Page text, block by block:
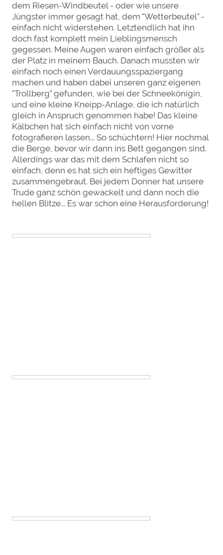
dem Riesen-Windbeutel - oder wie unsere
Jüngster immer gesagt hat, dem "Wetterbeutel" -
einfach nicht widerstehen. Letztendlich hat ihn
doch fast komplett mein Lieblingsmensch
gegessen. Meine Augen waren einfach größer als
der Platz in meinem Bauch. Danach mussten wir
einfach noch einen Verdauungsspaziergang
machen und haben dabei unseren ganz eigenen
"Trollberg" gefunden, wie bei der Schneekönigin,
und eine kleine Kneipp-Anlage, die ich natürlich
gleich in Anspruch genommen habe! Das kleine
Kälbchen hat sich einfach nicht von vorne
fotografieren lassen... So schüchtern! Hier nochmal
die Berge, bevor wir dann ins Bett gegangen sind.
Allerdings war das mit dem Schlafen nicht so
einfach, denn es hat sich ein heftiges Gewitter
zusammengebraut. Bei jedem Donner hat unsere
Trude ganz schön gewackelt und dann noch die
hellen Blitze... Es war schon eine Herausforderung!